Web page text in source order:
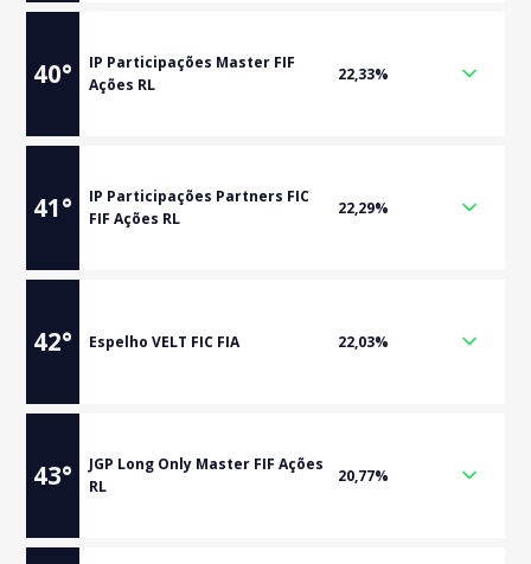
40°
IP Participações Master FIF
Ações RL
22,33%
41°
IP Participações Partners FIC
FIF Ações RL
22,29%
42° Espelho VELT FIC FIA 22,03%
43°
JGP Long Only Master FIF Ações
RL
20,77%